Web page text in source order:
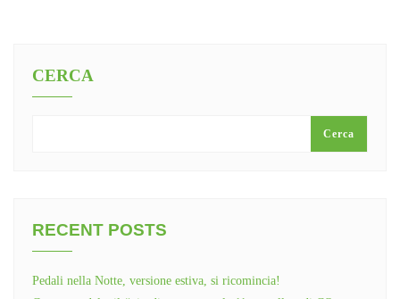
CERCA
Cerca
RECENT POSTS
Pedali nella Notte, versione estiva, si ricomincia!